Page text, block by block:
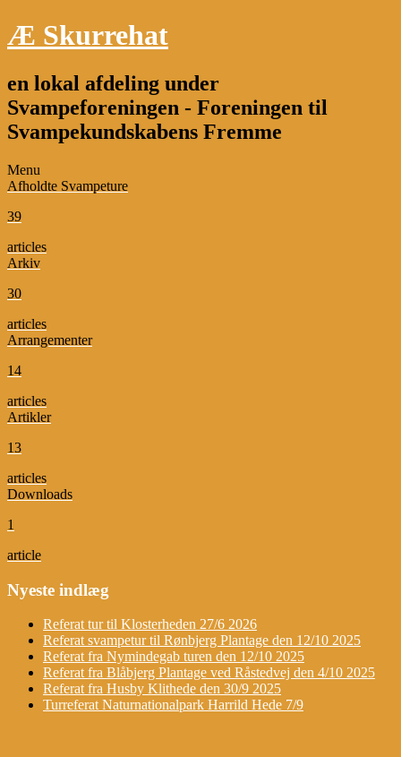
Æ Skurrehat
en lokal afdeling under
Svampeforeningen - Foreningen til
Svampekundskabens Fremme
Menu
Afholdte Svampeture
39
articles
Arkiv
30
articles
Arrangementer
14
articles
Artikler
13
articles
Downloads
1
article
Nyeste indlæg
Referat tur til Klosterheden 27/6 2026
Referat svampetur til Rønbjerg Plantage den 12/10 2025
Referat fra Nymindegab turen den 12/10 2025
Referat fra Blåbjerg Plantage ved Råstedvej den 4/10 2025
Referat fra Husby Klithede den 30/9 2025
Turreferat Naturnationalpark Harrild Hede 7/9